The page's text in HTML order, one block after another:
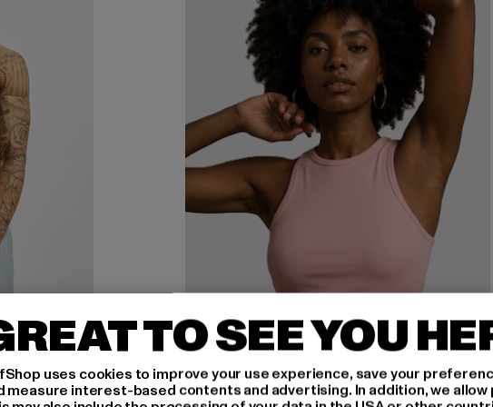
TO SEE YOU
uses cookies to improve your use experience, save your
measure interest-based contents and advertising. In addition, we